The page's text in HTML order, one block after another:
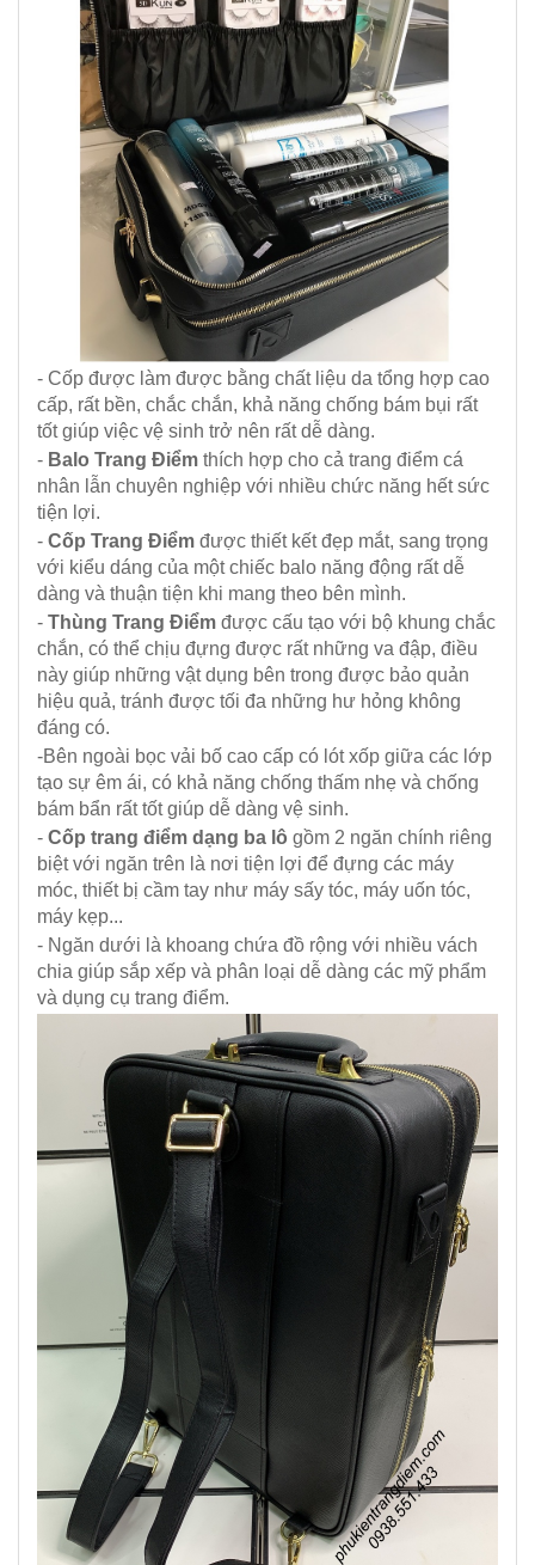
- Cốp được làm được bằng chất liệu da tổng hợp cao
cấp, rất bền, chắc chắn, khả năng chống bám bụi rất
tốt giúp việc vệ sinh trở nên rất dễ dàng.
- Balo Trang Điểm thích hợp cho cả trang điểm cá
nhân lẫn chuyên nghiệp với nhiều chức năng hết sức
tiện lợi.
- Cốp Trang Điểm được thiết kết đẹp mắt, sang trọng
với kiểu dáng của một chiếc balo năng động rất dễ
dàng và thuận tiện khi mang theo bên mình.
- Thùng Trang Điểm được cấu tạo với bộ khung chắc
chắn, có thể chịu đựng được rất những va đập, điều
này giúp những vật dụng bên trong được bảo quản
hiệu quả, tránh được tối đa những hư hỏng không
đáng có.
-Bên ngoài bọc vải bố cao cấp có lót xốp giữa các lớp
tạo sự êm ái, có khả năng chống thấm nhẹ và chống
bám bẩn rất tốt giúp dễ dàng vệ sinh.
- Cốp trang điểm dạng ba lô gồm 2 ngăn chính riêng
biệt với ngăn trên là nơi tiện lợi để đựng các máy
móc, thiết bị cầm tay như máy sấy tóc, máy uốn tóc,
máy kẹp...
- Ngăn dưới là khoang chứa đồ rộng với nhiều vách
chia giúp sắp xếp và phân loại dễ dàng các mỹ phẩm
và dụng cụ trang điểm.